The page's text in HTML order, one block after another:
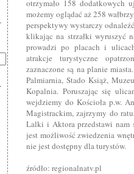
otrzymało 158 dodatkowych
możemy oglądać aż 258
perspektywy wystarczy
klikając na strzałki wyruszyć
prowadzi po placach i
atrakcje turystyczne
zaznaczone są na planie
Palmiarnia, Stado Książ,
Kopalnia. Poruszając się
wejdziemy do Kościoła p.w.
Magistrackim, zajrzymy do
Lalki i Aktora przedstawi nam
jest możliwość zwiedzenia
nie jest dostępny dla turystów.
źródło: regionalnatv.pl